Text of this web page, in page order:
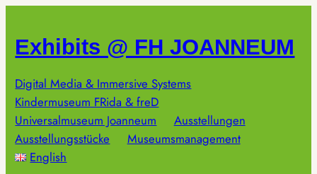
springen
Exhibits @ FH JOANNEUM
Digital Media & Immersive Systems
Kindermuseum FRida & freD
Universalmuseum Joanneum
Ausstellungen
Ausstellungsstücke
Museumsmanagement
English